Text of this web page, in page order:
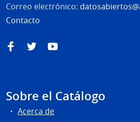
Correo electrónico:
Contacto
FacebookTwitterYouTube
Sobre el Catálogo
Acerca de